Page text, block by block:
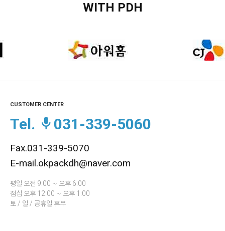
WITH PDH
CUSTOMER CENTER
Tel. 031-339-5060
Fax.031-339-5070
E-mail.okpackdh@naver.com
평일 오전 9:00 ~ 오후 6:00
점심 오후 12:00 ~ 오후 1:00
토 / 일 / 공휴일 휴무